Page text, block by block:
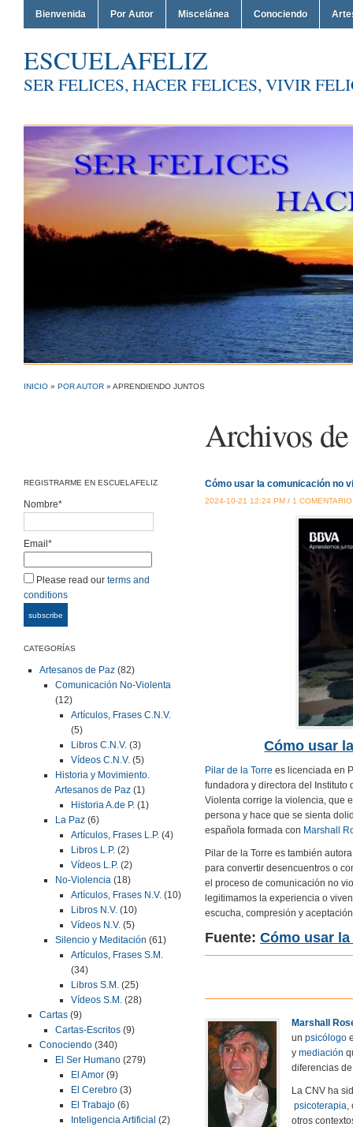
Bienvenida Por Autor Miscelánea Conociendo
ESCUELAFELIZ
SER FELICES, HACER FELICES, VIVIR
INICIO » POR AUTOR » APRENDIENDO JUNTOS
Archivos
REGISTRARME EN ESCUELAFELIZ
Nombre*
Email*
Please read our terms and
conditions
CATEGORÍAS
Artesanos de Paz (82)
Comunicación No-Violenta
(12)
Artículos, Frases C.N.V.
(5)
Libros C.N.V. (3)
Vídeos C.N.V. (5)
Historia y Movimiento.
Artesanos de Paz (1)
Historia A.de P. (1)
La Paz (6)
Artículos, Frases L.P. (4)
Libros L.P. (2)
Vídeos L.P. (2)
No-Violencia (18)
Artículos, Frases N.V. (10)
Libros N.V. (10)
Vídeos N.V. (5)
Silencio y Meditación (61)
Artículos, Frases S.M.
(34)
Libros S.M. (25)
Vídeos S.M. (28)
Cartas (9)
Cartas-Escritos (9)
Conociendo (340)
El Ser Humano (279)
El Amor (9)
El Cerebro (3)
El Trabajo (6)
Inteligencia Artificial (2)
Cómo usar la comunicación no
2024-10-21 12:24 PM / 1 COMENTARIO
Cómo usar
Pilar de la Torre es licenciada en
fundadora y directora del Instituto
Violenta corrige la violencia, que
persona y hace que se sienta
española formada con Marshall
Pilar de la Torre es también
para convertir desencuentros o
el proceso de comunicación no
legitimamos la experiencia o
escucha, compresión y
Fuente: Cómo usar
Marshall
un psicólogo
y mediación
diferencias
La CNV ha
psicoterapia
otros